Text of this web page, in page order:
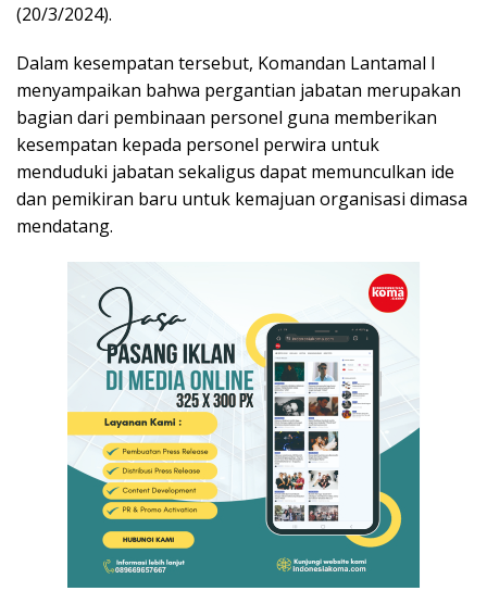
(20/3/2024).
Dalam kesempatan tersebut, Komandan Lantamal I
menyampaikan bahwa pergantian jabatan merupakan
bagian dari pembinaan personel guna memberikan
kesempatan kepada personel perwira untuk
menduduki jabatan sekaligus dapat memunculkan ide
dan pemikiran baru untuk kemajuan organisasi dimasa
mendatang.